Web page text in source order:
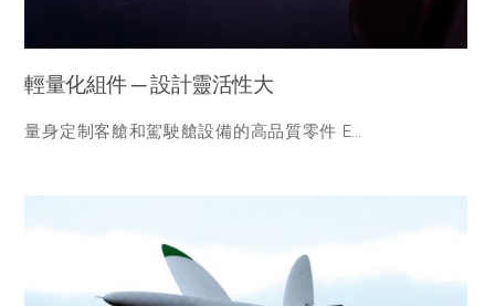
輕量化組件 ─ 設計靈活性大
量身定制客艙和駕駛艙設備的高品質零件 E…